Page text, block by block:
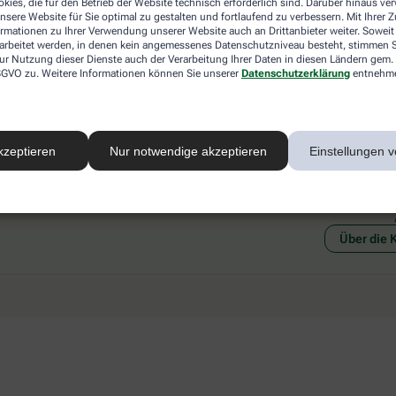
die für den Betrieb der Website technisch erforderlich sind. Darüber hinaus
Website für Sie optimal zu gestalten und fortlaufend zu verbessern. Mit Ihrer
zu Ihrer Verwendung unserer Website auch an Drittanbieter weiter. Soweit
werden, in denen kein angemessenes Datenschutzniveau besteht, stimmen
Nutzung dieser Dienste auch der Verarbeitung Ihrer Daten in diesen Ländern
zu. Weitere Informationen können Sie unserer Datenschutzerklärung
Nur notwendige akzeptieren Einstellungen
einer anderen akzeptierten
Ihrer Apotheke vor Ort.
Abholung in der Apotheke
Botendienstlieferung
Über die